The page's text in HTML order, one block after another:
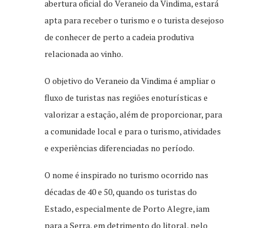
abertura oficial do Veraneio da Vindima, estará
apta para receber o turismo e o turista desejoso
de conhecer de perto a cadeia produtiva
relacionada ao vinho.
O objetivo do Veraneio da Vindima é ampliar o
fluxo de turistas nas regiões enoturísticas e
valorizar a estação, além de proporcionar, para
a comunidade local e para o turismo, atividades
e experiências diferenciadas no período.
O nome é inspirado no turismo ocorrido nas
décadas de 40 e 50, quando os turistas do
Estado, especialmente de Porto Alegre, iam
para a Serra, em detrimento do litoral, pelo